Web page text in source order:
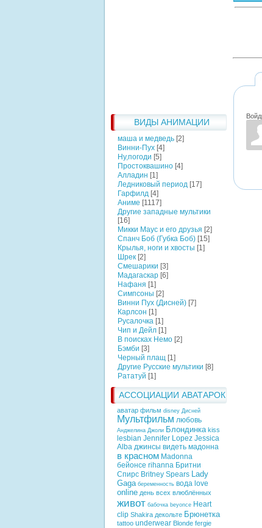
ВИДЫ АНИМАЦИИ
маша и медведь [2]
Винни-Пух [4]
Ну,погоди [5]
Простоквашино [4]
Алладин [1]
Ледниковый период [17]
Гарфилд [4]
Аниме [1117]
Другие западные мультики
[16]
Микки Маус и его друзья [2]
Спанч Боб (Губка Боб) [15]
Крылья, ноги и хвосты [1]
Шрек [2]
Смешарики [3]
Мадагаскар [6]
Нафаня [1]
Симпсоны [2]
Винни Пух (Дисней) [7]
Карлсон [1]
Русалочка [1]
Чип и Дейл [1]
В поисках Немо [2]
Бэмби [3]
Черный плащ [1]
Другие Русские мультики [8]
Рататуй [1]
АССОЦИАЦИИ АВАТАРОК
аватар фильм disney Дисней
Мультфильм любовь
Анджелина Джоли Блондинка kiss
lesbian Jennifer Lopez Jessica
Alba джинсы видеть мадонна
в красном Madonna
бейонсе rihanna Бритни
Спирс Britney Spears Lady
Gaga беременность вода love
online день всех влюблённых
живот бабочка beyonce Heart
clip Shakira декольте Брюнетка
tattoo underwear Blonde fergie